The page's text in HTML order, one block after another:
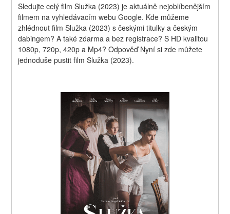
Sledujte celý film Služka (2023) je aktuálně nejoblíbenějším
filmem na vyhledávacím webu Google. Kde můžeme
zhlédnout film Služka (2023) s českými titulky a českým
dabingem? A také zdarma a bez registrace? S HD kvalitou
1080p, 720p, 420p a Mp4? Odpověď Nyní si zde můžete
jednoduše pustit film Služka (2023).